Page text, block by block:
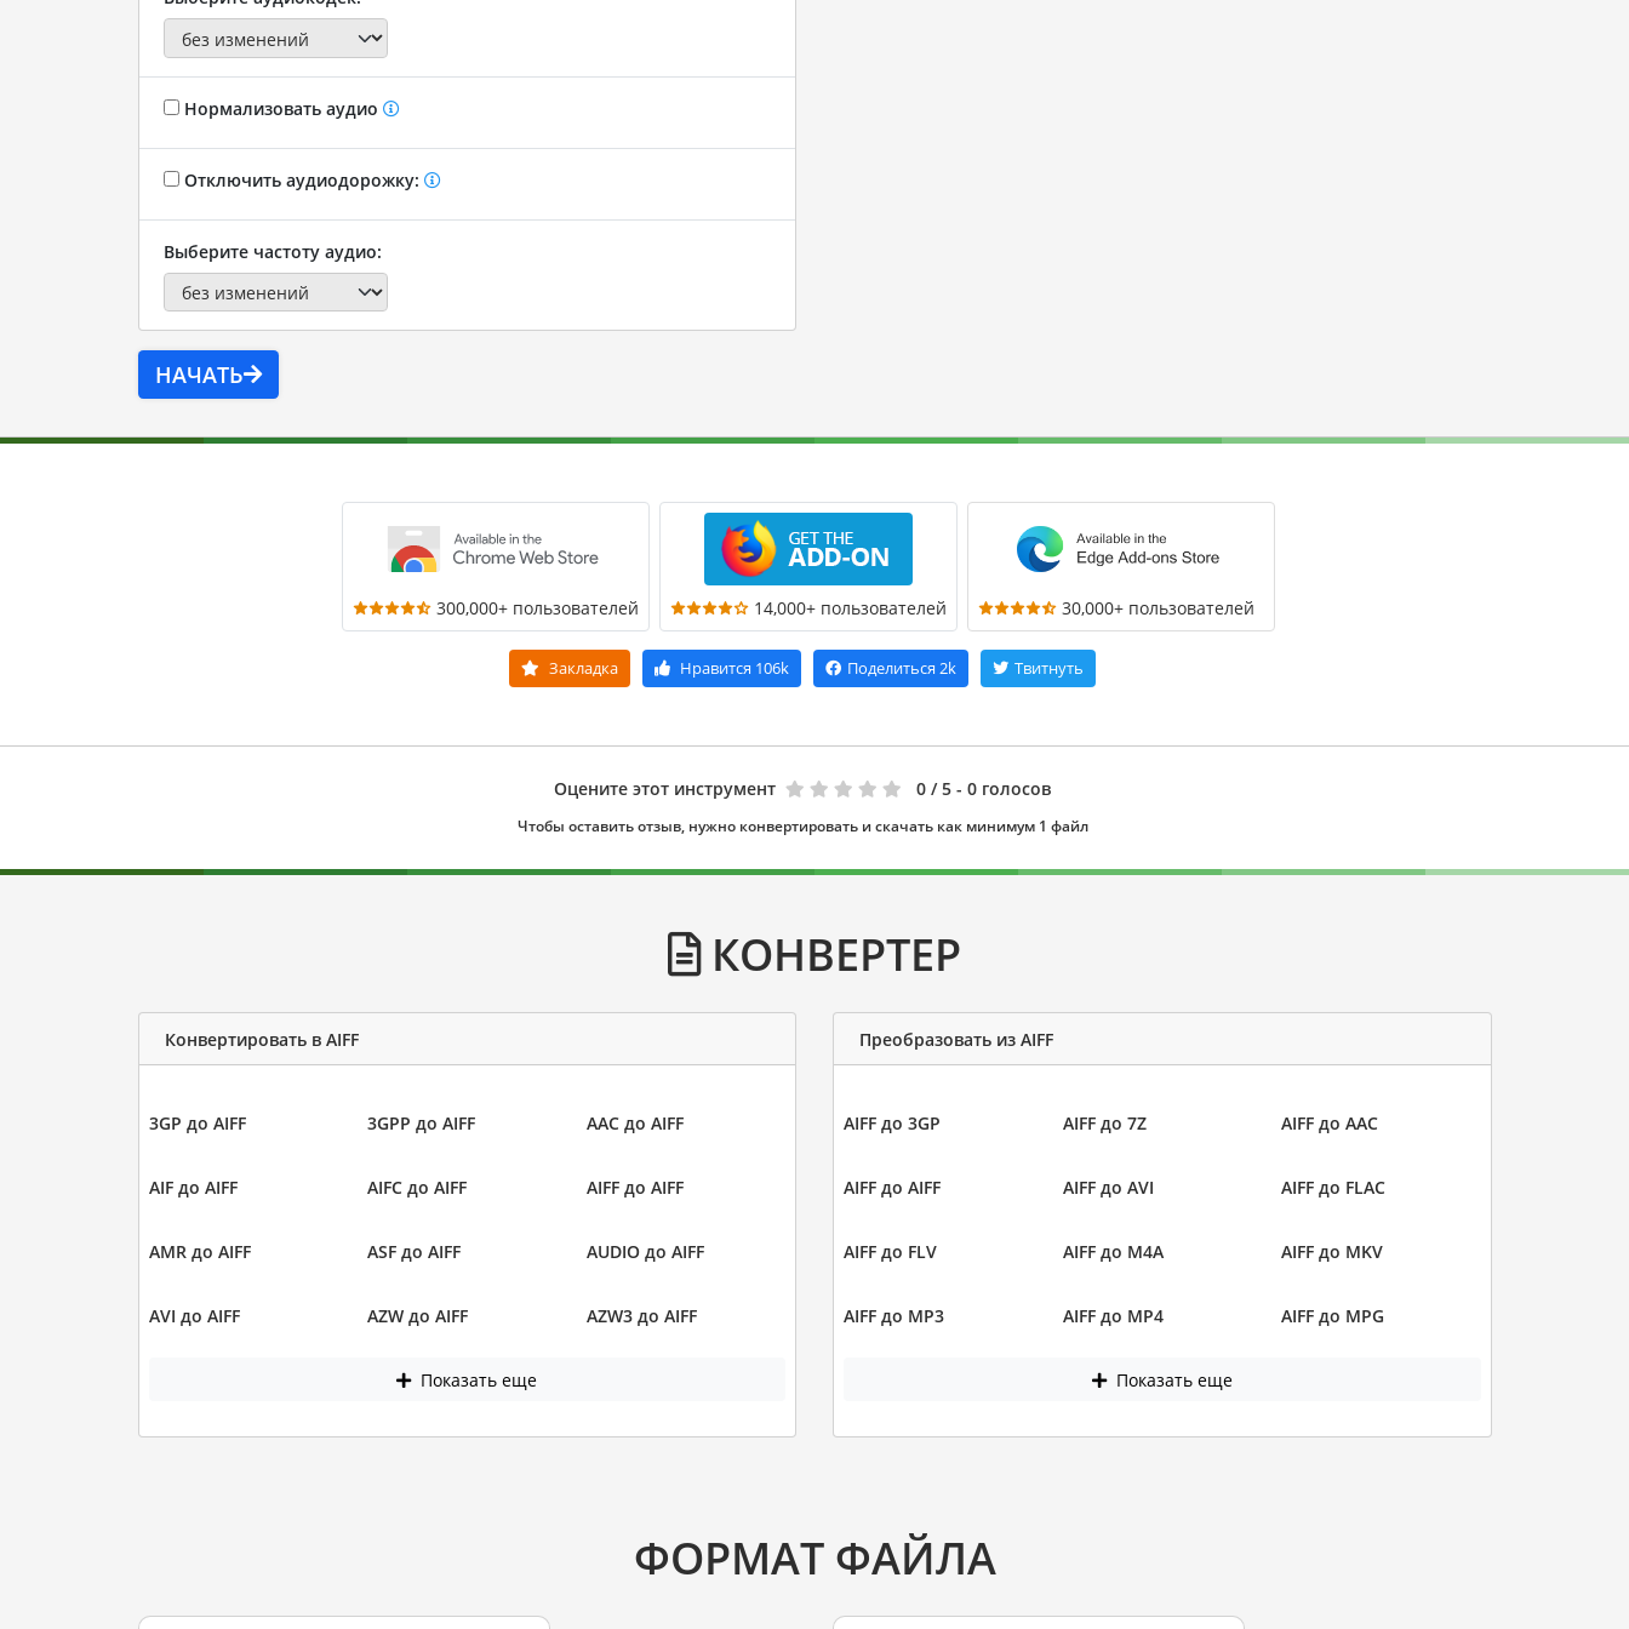
Нормализовать аудио
Отключить аудиодорожку:
Выберите частоту аудио:
НАЧАТЬ
300,000+ пользователей 14,000+ пользователей 30,000+ пользователей
Закладка Нравится 106k Поделиться 2k Твитнуть
Оцените этот инструмент 0 / 5 - 0 голосов
Чтобы оставить отзыв, нужно конвертировать и скачать как минимум 1 файл
КОНВЕРТЕР
Конвертировать в AIFF
3GP до AIFF 3GPP до AIFF AAC до AIFF
AIF до AIFF AIFC до AIFF AIFF до AIFF
AMR до AIFF ASF до AIFF AUDIO до AIFF
AVI до AIFF AZW до AIFF AZW3 до AIFF
Показать еще
Преобразовать из AIFF
AIFF до 3GP AIFF до 7Z AIFF до AAC
AIFF до AIFF AIFF до AVI AIFF до FLAC
AIFF до FLV AIFF до M4A AIFF до MKV
AIFF до MP3 AIFF до MP4 AIFF до MPG
Показать еще
ФОРМАТ ФАЙЛА